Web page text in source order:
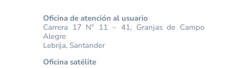
Oficina de atención al usuario
Carrera 17 N° 11 – 41, Granjas de Campo
Alegre
Lebrija, Santander
Oficina satélite